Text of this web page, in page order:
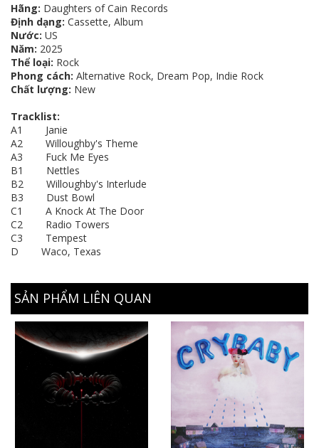
Hãng: Daughters of Cain Records
Định dạng: Cassette, Album
Nước: US
Năm: 2025
Thể loại: Rock
Phong cách: Alternative Rock, Dream Pop, Indie Rock
Chất lượng: New
Tracklist:
A1 Janie
A2 Willoughby's Theme
A3 Fuck Me Eyes
B1 Nettles
B2 Willoughby's Interlude
B3 Dust Bowl
C1 A Knock At The Door
C2 Radio Towers
C3 Tempest
D Waco, Texas
SẢN PHẨM LIÊN QUAN